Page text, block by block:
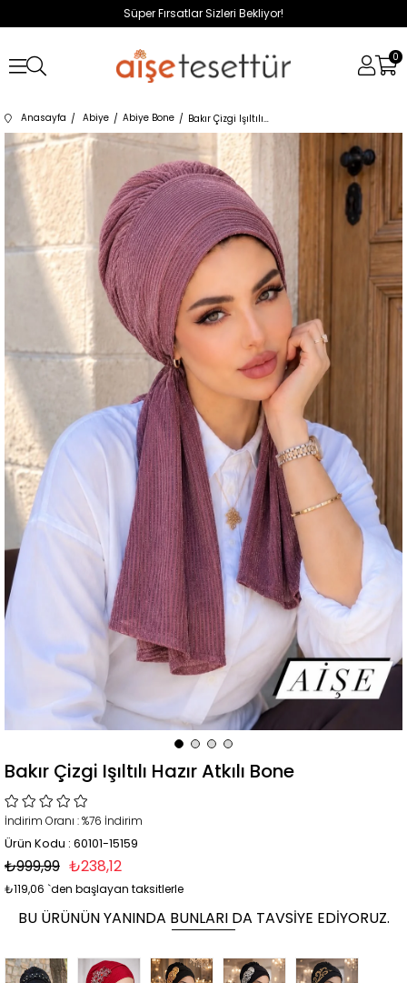
Süper Fırsatlar Sizleri Bekliyor!
0
Anasayfa Abiye Abiye Bone Bakır Çizgi Işıltılı Hazır Atkılı Bone
Bakır Çizgi Işıltılı Hazır Atkılı Bone
İndirim Oranı :%76 İndirim
Ürün Kodu : 60101-15159
₺999,99 ₺238,12
₺119,06 `den başlayan taksitlerle
BU ÜRÜNÜN YANINDA BUNLARI DA TAVSIYE EDIYORUZ.